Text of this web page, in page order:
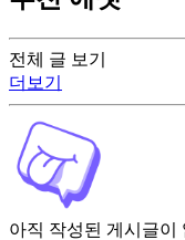
전체 글 보기
더보기
아직 작성된 게시글이